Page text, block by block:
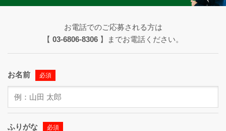
お電話でのご応募される方は
【 03-6806-8306 】までお電話ください。
お名前 必須
ふりがな 必須